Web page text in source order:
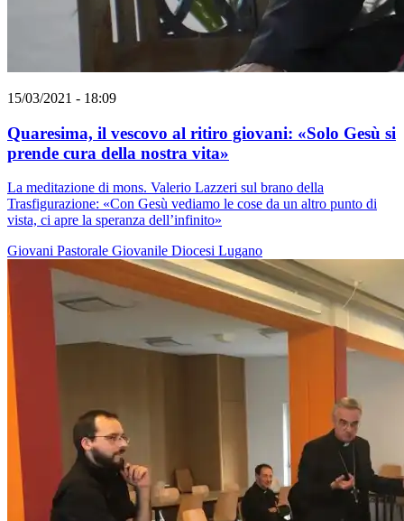
15/03/2021 - 18:09
Quaresima, il vescovo al ritiro giovani: «Solo Gesù si
prende cura della nostra vita»
La meditazione di mons. Valerio Lazzeri sul brano della
Trasfigurazione: «Con Gesù vediamo le cose da un altro punto di
vista, ci apre la speranza dell’infinito»
Giovani Pastorale Giovanile Diocesi Lugano